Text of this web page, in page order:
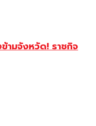
ข้ามจังหวัด! ราชกิจ